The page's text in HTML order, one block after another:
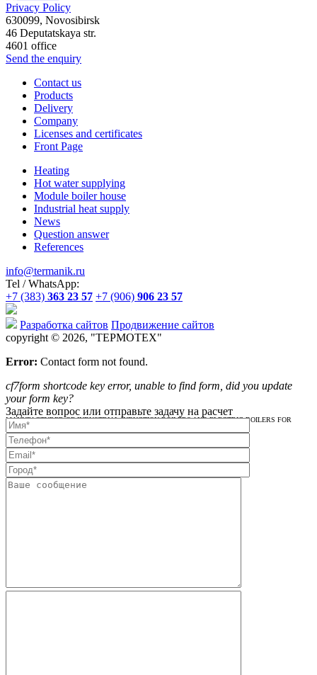
MANUFACTURER OF INDUSTRIAL INDUCTION BOILERS AND ELECTRIC BOILERS FOR
HEATING AND DHW
Privacy Policy
630099, Novosibirsk
46 Deputatskaya str.
4601 office
Send the enquiry
Contact us
Products
Delivery
Company
Licenses and certificates
Front Page
Heating
Hot water supplying
Module boiler house
Industrial heat supply
News
Question answer
References
info@termanik.ru
Tel / WhatsApp:
+7 (383) 363 23 57 +7 (906) 906 23 57
Разработка сайтов Продвижение сайтов
copyright © 2026, "ТЕРМОТЕХ"
Error: Contact form not found.
cf7form shortcode key error, unable to find form, did you update
your form key?
Задайте вопрос или отправьте задачу на расчет